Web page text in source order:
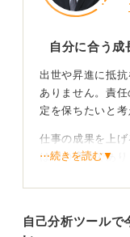
自分に合う成
出世や昇進に抵
ありません。責
定を保ちたいと考
仕事の成果を上
は別の適性であ
世しない道を選
⋯続きを読む▼
自己分析ツールで